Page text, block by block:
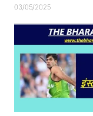
03/05/2025